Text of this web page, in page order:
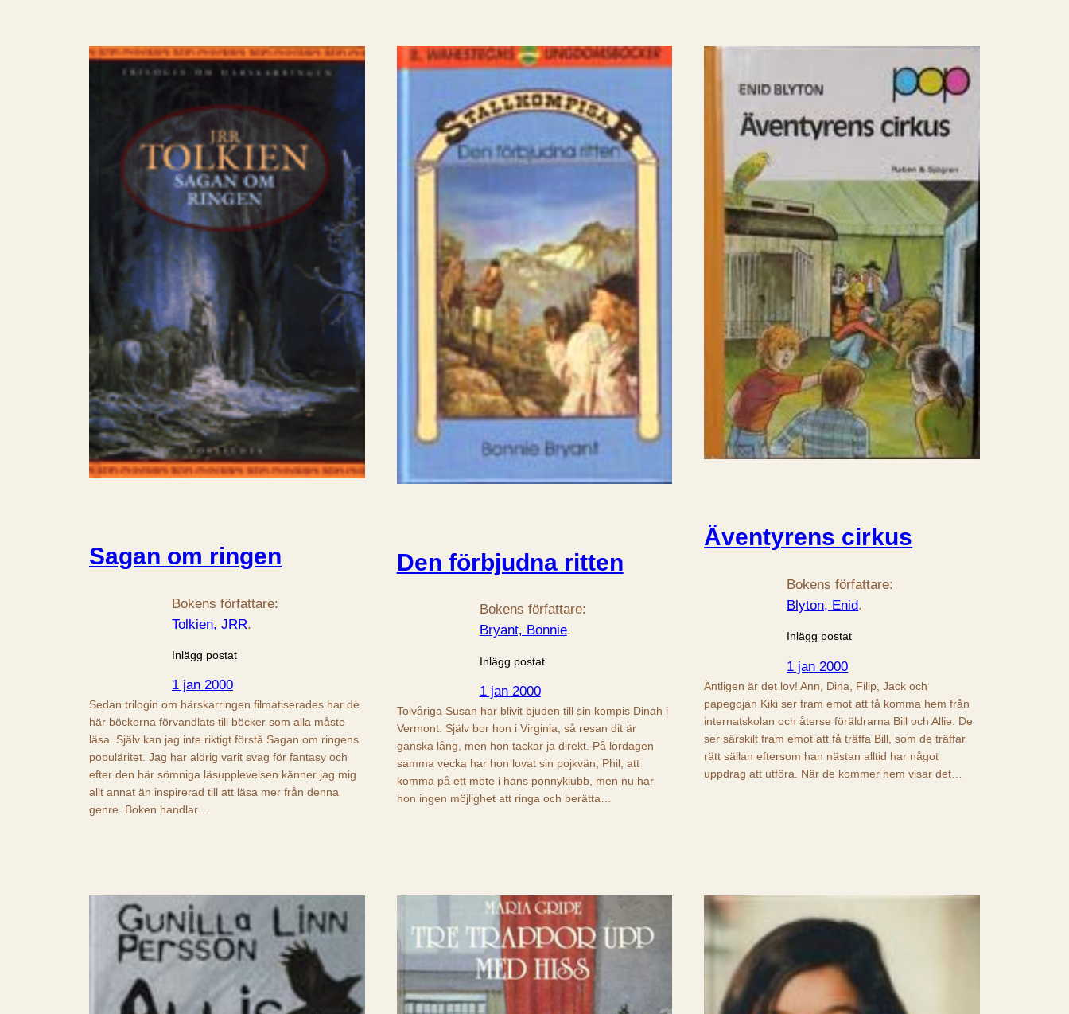
Sagan om ringen
Bokens författare:
Tolkien, JRR.
Inlägg postat
1 jan 2000
Sedan trilogin om härskarringen filmatiserades har de
här böckerna förvandlats till böcker som alla måste
läsa. Själv kan jag inte riktigt förstå Sagan om ringens
populäritet. Jag har aldrig varit svag för fantasy och
efter den här sömniga läsupplevelsen känner jag mig
allt annat än inspirerad till att läsa mer från denna
genre. Boken handlar…
Den förbjudna ritten
Bokens författare:
Bryant, Bonnie.
Inlägg postat
1 jan 2000
Tolvåriga Susan har blivit bjuden till sin kompis Dinah i
Vermont. Själv bor hon i Virginia, så resan dit är
ganska lång, men hon tackar ja direkt. På lördagen
samma vecka har hon lovat sin pojkvän, Phil, att
komma på ett möte i hans ponnyklubb, men nu har
hon ingen möjlighet att ringa och berätta…
Äventyrens cirkus
Bokens författare:
Blyton, Enid.
Inlägg postat
1 jan 2000
Äntligen är det lov! Ann, Dina, Filip, Jack och
papegojan Kiki ser fram emot att få komma hem från
internatskolan och återse föräldrarna Bill och Allie. De
ser särskilt fram emot att få träffa Bill, som de träffar
rätt sällan eftersom han nästan alltid har något
uppdrag att utföra. När de kommer hem visar det…